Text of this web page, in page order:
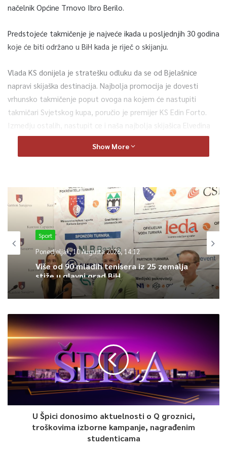
načelnik Općine Trnovo Ibro Berilo.
Predstojeće takmičenje je najveće ikada u posljednjih 30 godina
koje će biti održano u BiH kada je riječ o skijanju.
Vlada KS donijela je stratešku odluku da se od Bjelašnice
napravi skijaška destinacija. Najbolja promocija je dovesti
vrhunsko takmičenje poput ovoga na kojem će nastupiti
takmičari Svjetskog kupa, poručio je premijer KS Edin Forto.
Izmedju ostalih, nastupit ce i naša najbolja skijašica Elvedina
Muzaferija, koja će pred svojim navijačima pokušati ostvariti
što bolji rezultat. Želimo Bjelašnicu staviti na mapu svijeta u
od strane Vlade KS i ministarstva privrede bilo dobro rješenje,
pokazuje i predstoježe takmičenje, zaključio je ministar
privrede KS Adnan Delić.
0
Article Rating
Show More
Sport
Ponedjeljak, 10 Augusta 2026, 14:12
Više od 90 mladih tenisera iz 25 zemalja
stiže u glavni grad BiH
U Špici donosimo aktuelnosti o Q groznici,
troškovima izborne kampanje, nagrađenim
studenticama